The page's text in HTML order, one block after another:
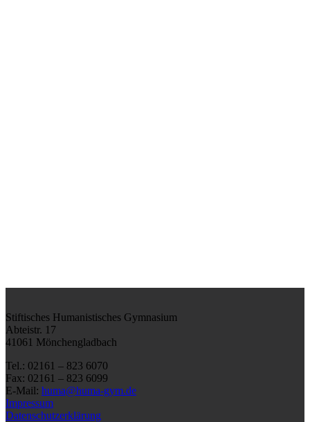
Stiftisches Humanistisches Gymnasium
Abteistr. 17
41061 Mönchengladbach
Tel.: 02161 – 823 6070
Fax: 02161 – 823 6099
E-Mail: huma@huma-gym.de
Impressum
Datenschutzerklärung